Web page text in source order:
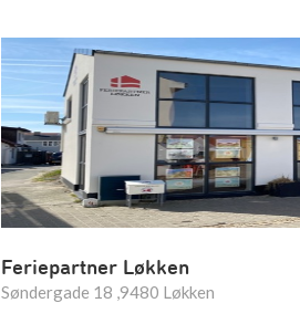
Feriepartner Løkken
Søndergade 18 ,9480 Løkken